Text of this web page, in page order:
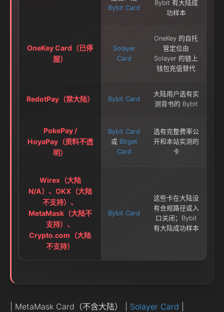
Bybit Card
Bybit 有大陆成
功样本
OneKey Card（已停
服）
Solayer
Card
OneKey 的自托
管定位由
Solayer 的链上
钱包充值替代
RedotPay（禁大陆） Bybit Card
大陆用户选有实
测背书的 Bybit
PokePay /
HoyaPay（资料不透
明）
Bybit Card
或 Bitget
Card
选有完整费率公
开和本站实测的
卡
Wirex（大陆
N/A）、OKX（大陆
不支持）、
MetaMask（大陆不
支持）、
Crypto.com（大陆
不支持）
Bybit Card
这些卡在大陆没
有合规路径或入
口关闭；Bybit
有大陆成功样本
| MetaMask Card（不含大陆） | Solayer Card